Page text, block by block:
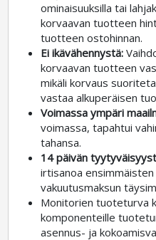
ominaisuuksilla tai
korvaavan tuotteen
tuotteen ostohinnan.
Ei ikävähennystä:
korvaavan tuotteen
mikäli korvaus
vastaa alkuperäisen
Voimassa ympäri
voimassa, tapahtui
tahansa.
14 päivän
irtisanoa
vakuutusmaksun
Monitorien tuoteturva
komponenteille
asennus- ja